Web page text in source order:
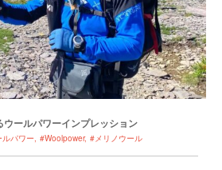
ールパワーインプレッション
パワー #Woolpower #メリノウール